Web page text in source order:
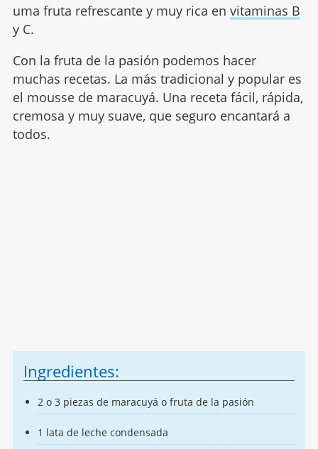
uma fruta refrescante y muy rica en vitaminas B
y C.
Con la fruta de la pasión podemos hacer
muchas recetas. La más tradicional y popular es
el mousse de maracuyá. Una receta fácil, rápida,
cremosa y muy suave, que seguro encantará a
todos.
Ingredientes:
2 o 3 piezas de maracuyá o fruta de la pasión
1 lata de leche condensada